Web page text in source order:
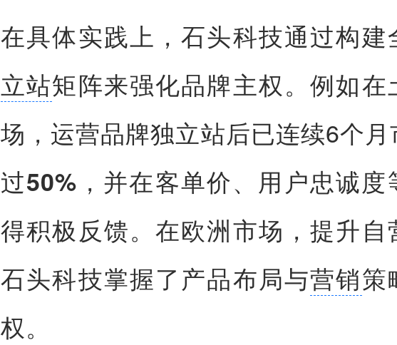
在具体实践上，石头科技通过构建
立站矩阵来强化品牌主权。例如在
场，运营品牌独立站后已连续6个月
过50% ，并在客单价、用户忠诚
得积极反馈。在欧洲市场，提升自
石头科技掌握了产品布局与营销策
权。